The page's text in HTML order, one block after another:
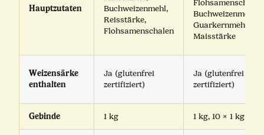
Hauptzutaten
Buchweizenmehl,
Reisstärke,
Flohsamenschalen
Buchweizenmehl,
Guarkernmehl,
Maisstärke
Weizensärke
enthalten
Ja (glutenfrei
zertifiziert)
Ja (glutenfrei
zertifiziert)
Gebinde 1 kg 1 kg, 10 × 1 kg